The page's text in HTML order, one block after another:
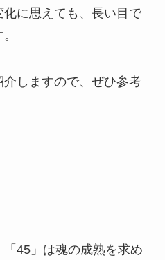
に思えても、長い目で
しますので、ぜひ参考
45」は魂の成熟を求め